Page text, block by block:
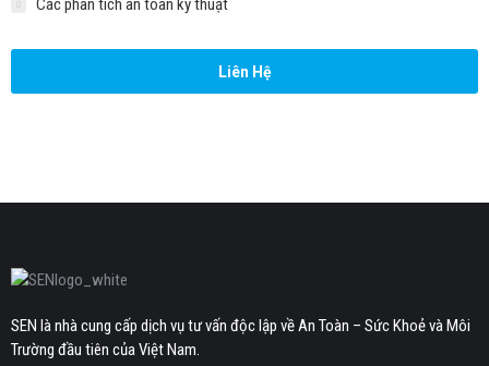
Các phân tích an toàn kỹ thuật
Liên Hệ
SEN là nhà cung cấp dịch vụ tư vấn độc lập về An Toàn – Sức Khoẻ và Môi
Trường đầu tiên của Việt Nam.